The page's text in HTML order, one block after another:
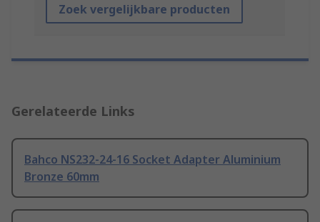
Zoek vergelijkbare producten
Gerelateerde Links
Bahco NS232-24-16 Socket Adapter Aluminium
Bronze 60mm